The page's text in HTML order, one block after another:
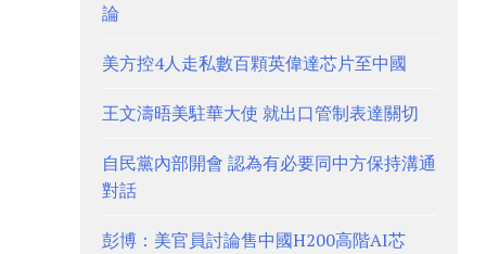
論
美方控4人走私數百顆英偉達芯片至中國
王文濤晤美駐華大使 就出口管制表達關切
自民黨內部開會 認為有必要同中方保持溝通
對話
彭博：美官員討論售中國H200高階AI芯